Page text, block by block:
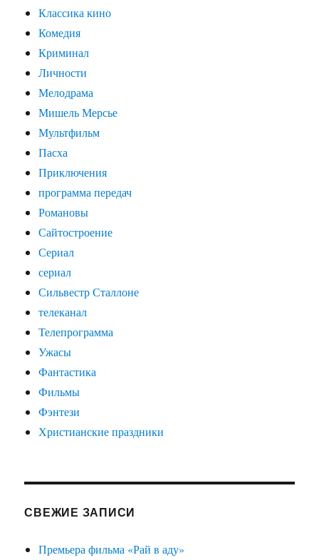
Классика кино
Комедия
Криминал
Личности
Мелодрама
Мишель Мерсье
Мультфильм
Пасха
Приключения
программа передач
Романовы
Сайтостроение
Сериал
сериал
Сильвестр Сталлоне
телеканал
Телепрограмма
Ужасы
Фантастика
Фильмы
Фэнтези
Христианские праздники
СВЕЖИЕ ЗАПИСИ
Премьера фильма «Рай в аду»